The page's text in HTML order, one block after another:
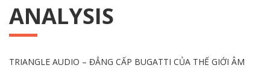
ANALYSIS
TRIANGLE AUDIO – ĐẲNG CẤP BUGATTI CỦA THẾ GIỚI ÂM